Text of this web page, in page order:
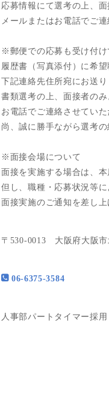
応募情報にて選考の上、
メールまたはお電話でご
※郵便での応募も受け付け
履歴書（写真添付）に希
下記連絡先住所宛にお送り
書類選考の上、面接者のみ
お電話でご連絡させていた
尚、誠に勝手ながら選考
※面接会場について
面接を実施する場合は、
但し、職種・応募状況等
面接実施のご通知を差し
〒530-0013 大阪府大阪市
06-6375-3584
人事部パートタイマー採用